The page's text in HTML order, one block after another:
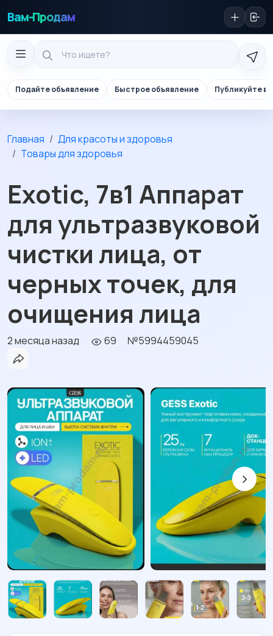
Вам-Продам
Подайте объявление Быстрое объявление Публикуйте в
Главная
Для красоты и здоровья
Товары для здоровья
Exotic, 7в1 Аппарат
для ультразвуковой
чистки лица, от
черных точек, для
очищения лица
2 месяца назад 69 №5994459045